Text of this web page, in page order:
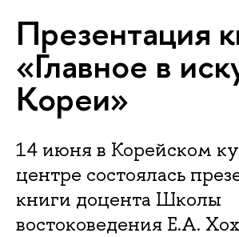
Презентация
«Главное в
Кореи»
14 июня в Корейском
центре состоялась
книги доцента Школы
востоковедения Е.А.